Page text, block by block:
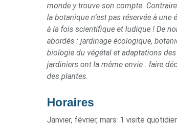
monde y trouve son compte.
la botanique n’est pas réservée à une
à la fois scientifique et ludique ! De
abordés : jardinage écologique,
biologie du végétal et adaptations
jardiniers ont la même envie : faire
des plantes.
Horaires
Janvier, février, mars: 1 visite